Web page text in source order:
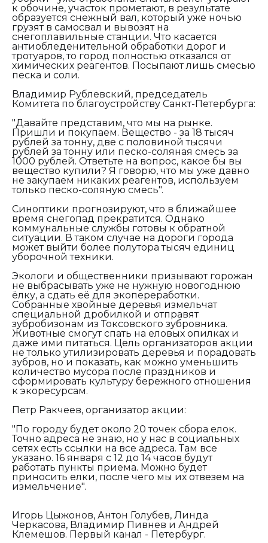
к обочине, участок прометают, в результате
образуется снежный вал, который уже ночью
грузят в самосвал и вывозят на
снегоплавильные станции. Что касается
антиобледенительной обработки дорог и
тротуаров, то город полностью отказался от
химических реагентов. Посыпают лишь смесью
песка и соли.
Владимир Рублевский, председатель
Комитета по благоустройству Санкт-Петербурга:
"Давайте представим, что мы на рынке.
Пришли и покупаем. Вещество - за 18 тысяч
рублей за тонну, две с половиной тысячи
рублей за тонну или песко-соляная смесь за
1000 рублей. Ответьте на вопрос, какое бы вы
вещество купили? Я говорю, что мы уже давно
не закупаем никаких реагентов, используем
только песко-соляную смесь".
Синоптики прогнозируют, что в ближайшее
время снегопад прекратится. Однако
коммунальные службы готовы к обратной
ситуации. В таком случае на дороги города
может выйти более полутора тысяч единиц
уборочной техники.
Экологи и общественники призывают горожан
не выбрасывать уже не нужную новогоднюю
ёлку, а сдать её для экопереработки.
Собранные хвойные деревья измельчат
специальной дробилкой и отправят
зубробизонам из Токсовского зубровника.
Животные смогут спать на еловых опилках и
даже ими питаться. Цель организаторов акции
не только утилизировать деревья и порадовать
зубров, но и показать, как можно уменьшить
количество мусора после праздников и
сформировать культуру бережного отношения
к экоресурсам.
Петр Ракчеев, организатор акции:
"По городу будет около 20 точек сбора елок.
Точно адреса не знаю, но у нас в социальных
сетях есть ссылки на все адреса. Там все
указано. 16 января с 12 до 14 часов будут
работать пункты приема. Можно будет
приносить елки, после чего мы их отвезем на
измельчение".
Игорь Цыжонов, Антон Голубев, Линда
Черкасова, Владимир Пивнев и Андрей
Клемешов. Первый канал - Петербург.